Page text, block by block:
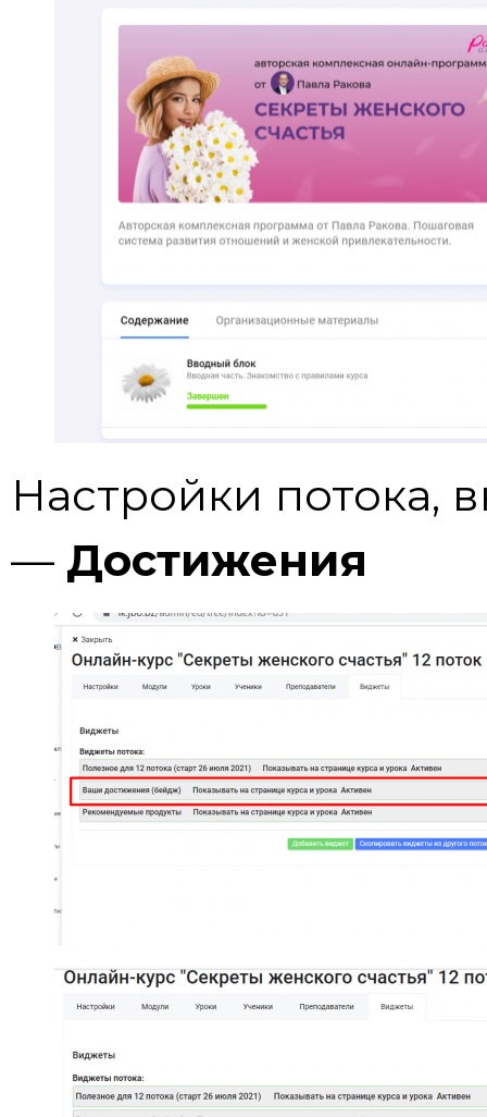
Настройки потока,
— Достижения